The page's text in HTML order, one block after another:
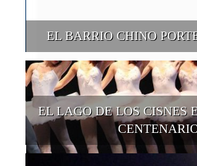
EL BARRIO CHINO
EL LAGO DE LOS CISNES